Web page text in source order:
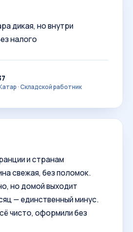
дикая, но внутри
налого
· Складской работник
и странам
свежая, без поломок.
но домой выходит
— единственный минус.
чисто, оформили без